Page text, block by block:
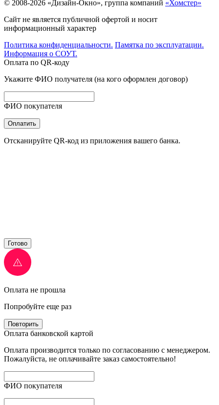
© 2008-2026 «Дизайн-Окно», группа компаний «Хомстер»
Сайт не является публичной офертой и носит
информационный характер
Политика конфиденциальности. Памятка по эксплуатации.
Информация о СОУТ.
Оплата по QR-коду
Укажите ФИО получателя (на кого оформлен договор)
ФИО покупателя
Оплатить
Отсканируйте QR-код из приложения вашего банка.
Готово
Оплата не прошла
Попробуйте еще раз
Повторить
Оплата банковской картой
Оплата производится только по согласованию с менеджером.
Пожалуйста, не оплачивайте заказ самостоятельно!
ФИО покупателя